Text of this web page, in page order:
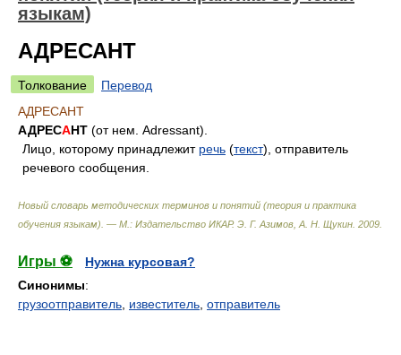
языкам)
АДРЕСАНТ
Толкование
Перевод
АДРЕСАНТ
АДРЕСАНТ (от нем. Adressant).
Лицо, которому принадлежит речь (текст), отправитель
речевого сообщения.
Новый словарь методических терминов и понятий (теория и практика
обучения языкам). — М.: Издательство ИКАР. Э. Г. Азимов, А. Н. Щукин 2009
Игры ⚽
Нужна курсовая?
Синонимы:
грузоотправитель известитель отправитель